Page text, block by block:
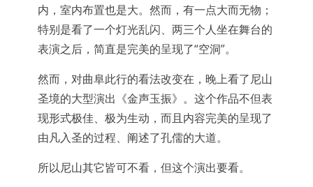
内，室内布置也是大。然而，有一点大而无物；
特别是看了一个灯光乱闪、两三个人坐在舞台的
表演之后，简直是完美的呈现了“空洞”。
然而，对曲阜此行的看法改变在，晚上看了尼山
圣境的大型演出《金声玉振》。这个作品不但表
现形式极佳、极为生动，而且内容完美的呈现了
由凡入圣的过程、阐述了孔儒的大道。
所以尼山其它皆可不看，但这个演出要看。